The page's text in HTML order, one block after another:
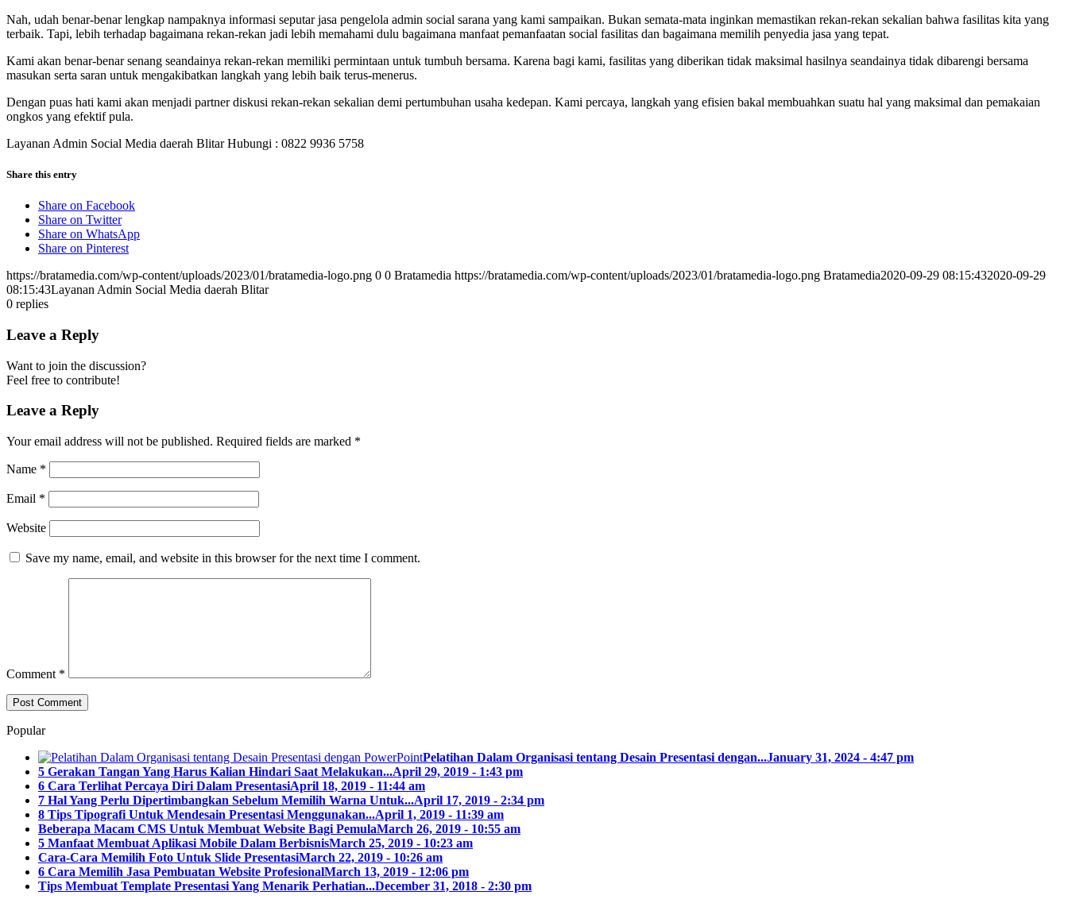
Nah, udah benar-benar lengkap nampaknya informasi seputar jasa pengelola admin social sarana yang kami sampaikan. Bukan semata-mata inginkan memastikan rekan-rekan sekalian bahwa fasilitas kita yang
terbaik. Tapi, lebih terhadap bagaimana rekan-rekan jadi lebih memahami dulu bagaimana manfaat pemanfaatan social fasilitas dan bagaimana memilih penyedia jasa yang tepat.
Kami akan benar-benar senang seandainya rekan-rekan memiliki permintaan untuk tumbuh bersama. Karena bagi kami, fasilitas yang diberikan tidak maksimal hasilnya seandainya tidak dibarengi bersama
masukan serta saran untuk mengakibatkan langkah yang lebih baik terus-menerus.
Dengan puas hati kami akan menjadi partner diskusi rekan-rekan sekalian demi pertumbuhan usaha kedepan. Kami percaya, langkah yang efisien bakal membuahkan suatu hal yang maksimal dan pemakaian
ongkos yang efektif pula.
Layanan Admin Social Media daerah Blitar Hubungi : 0822 9936 5758
Share this entry
Share on Facebook
Share on Twitter
Share on WhatsApp
Share on Pinterest
https://bratamedia.com/wp-content/uploads/2023/01/bratamedia-logo.png 0 0 Bratamedia https://bratamedia.com/wp-content/uploads/2023/01/bratamedia-logo.png Bratamedia2020-09-29 08:15:432020-09-29
08:15:43Layanan Admin Social Media daerah Blitar
0 replies
Leave a Reply
Want to join the discussion?
Feel free to contribute!
Leave a Reply
Your email address will not be published. Required fields are marked *
Name *
Email *
Website
Save my name, email, and website in this browser for the next time I comment.
Comment *
Popular
Pelatihan Dalam Organisasi tentang Desain Presentasi dengan...January 31, 2024 - 4:47 pm
5 Gerakan Tangan Yang Harus Kalian Hindari Saat Melakukan...April 29, 2019 - 1:43 pm
6 Cara Terlihat Percaya Diri Dalam PresentasiApril 18, 2019 - 11:44 am
7 Hal Yang Perlu Dipertimbangkan Sebelum Memilih Warna Untuk...April 17, 2019 - 2:34 pm
8 Tips Tipografi Untuk Mendesain Presentasi Menggunakan...April 1, 2019 - 11:39 am
Beberapa Macam CMS Untuk Membuat Website Bagi PemulaMarch 26, 2019 - 10:55 am
5 Manfaat Membuat Aplikasi Mobile Dalam BerbisnisMarch 25, 2019 - 10:23 am
Cara-Cara Memilih Foto Untuk Slide PresentasiMarch 22, 2019 - 10:26 am
6 Cara Memilih Jasa Pembuatan Website ProfesionalMarch 13, 2019 - 12:06 pm
Tips Membuat Template Presentasi Yang Menarik Perhatian...December 31, 2018 - 2:30 pm